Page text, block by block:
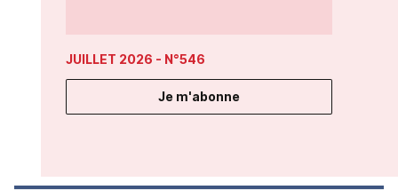
JUILLET 2026 - N°546
Je m'abonne